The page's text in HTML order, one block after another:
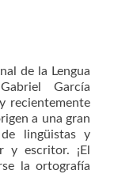
de la Lengua
García
recientemente
a una gran
lingüistas y
y escritor. ¡El
la ortografía